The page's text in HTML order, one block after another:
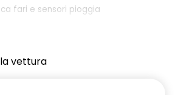
fari e sensori pioggia
e passeggero
vettura